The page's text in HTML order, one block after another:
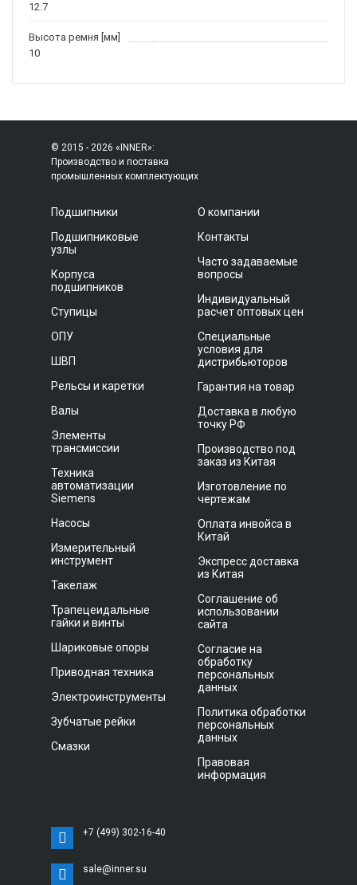
12.7
Высота ремня [мм]
10
© 2015 - 2026 «INNER»:
Производство и поставка
промышленных комплектующих
Подшипники
Подшипниковые
узлы
Корпуса
подшипников
Ступицы
ОПУ
ШВП
Рельсы и каретки
Валы
Элементы
трансмиссии
Техника
автоматизации
Siemens
Насосы
Измерительный
инструмент
Такелаж
Трапецеидальные
гайки и винты
Шариковые опоры
Приводная техника
Электроинструменты
Зубчатые рейки
Смазки
О компании
Контакты
Часто задаваемые
вопросы
Индивидуальный
расчет оптовых цен
Специальные
условия для
дистрибьюторов
Гарантия на товар
Доставка в любую
точку РФ
Производство под
заказ из Китая
Изготовление по
чертежам
Оплата инвойса в
Китай
Экспресс доставка
из Китая
Соглашение об
использовании
сайта
Согласие на
обработку
персональных
данных
Политика обработки
персональных
данных
Правовая
информация
+7 (499) 302-16-40
sale@inner.su